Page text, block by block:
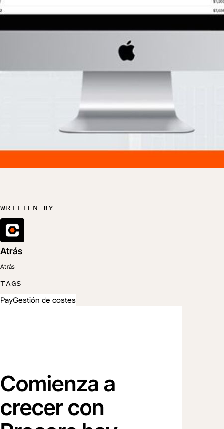
WRITTEN BY
Atrás
Atrás
TAGS
PayGestión de costes
Comienza a
crecer con